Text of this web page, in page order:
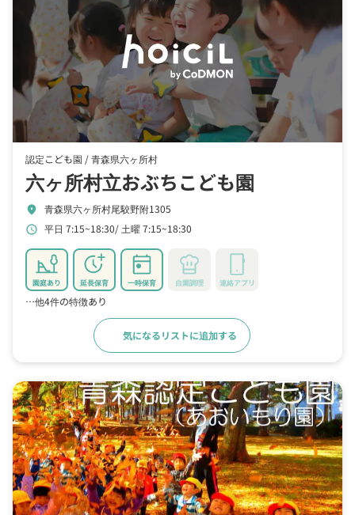
認定こども園 /青森県六ヶ所村
六ヶ所村立おぶちこども園
location_on 青森県六ヶ所村尾駮野附1305
schedule 平日 7:15~18:30 土曜 7:15~18:30
園庭あり 延長保育 一時保育 自園調理 連絡アプリ
…他4件の特徴あり
気になるリストに追加する